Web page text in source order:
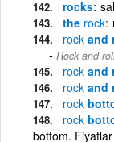
rocks
the rock
rock and
Rock and
rock and
rock and
rock
rock
bottom.